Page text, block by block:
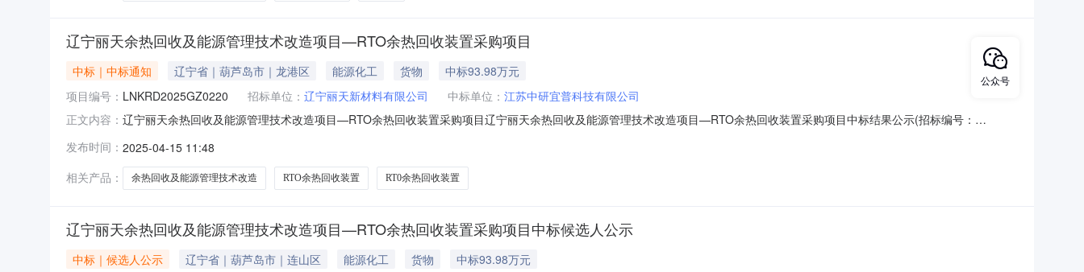
辽宁丽天余热回收及能源管理技术改造项目—RTO余热回收装置采购项目
中标｜中标通知 辽宁省｜葫芦岛市｜龙港区 能源化工 货物
中标93.98万元
项目编号： LNKRD2025GZ0220 招标单位： 辽宁丽天新材料有限公司 中标单位： 江苏中研宜普科技有限公司
正文内容： 辽宁丽天余热回收及能源管理技术改造项目—RTO余热回收装置采购项目辽宁丽天余热回收及能源管理技术改造项目—RTO余热回收装置采购项目中标结果公示(招标编号：
93.98万元二、其他：三、监督部门本招标项目的监督部门为辽宁丽天新材料有限公司。四、联系方式招标人：辽宁丽天新材料有限公司地址：萌芦岛高新技术产业开发区精细化工
园区西九路联系人：朱经理
发布时间： 2025-04-15 11:48
相关产品：
余热回收及能源管理技术改造 RTO余热回收装置 RT0余热回收装置
辽宁丽天余热回收及能源管理技术改造项目—RTO余热回收装置采购项目中标候选人公示
中标｜候选人公示 辽宁省｜葫芦岛市｜连山区 能源化工 货物
中标93.98万元
公众号